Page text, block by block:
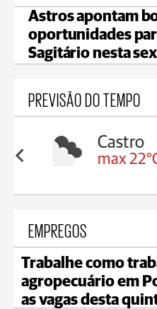
Astros apontam
oportunidades
Sagitário nesta
PREVISÃO DO TEMPO
18°C
EMPREGOS
Trabalhe como
agropecuário em
as vagas desta